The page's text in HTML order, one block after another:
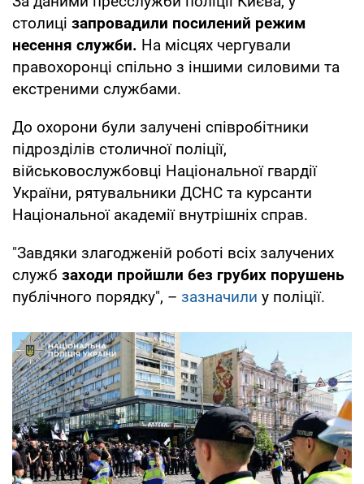
столиці запровадили посилений режим
несення служби. На місцях чергували
правохоронці спільно з іншими силовими та
екстреними службами.
До охорони були залучені співробітники
підрозділів столичної поліції,
військовослужбовці Національної гвардії
України, рятувальники ДСНС та курсанти
Національної академії внутрішніх справ.
"Завдяки злагодженій роботі всіх залучених
служб заходи пройшли без грубих порушень
публічного порядку", – зазначили у поліції.